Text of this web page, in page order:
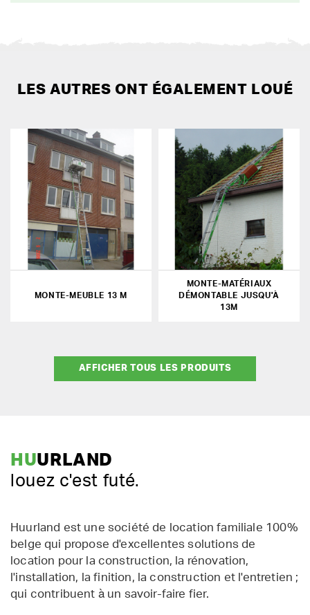
LES AUTRES ONT ÉGALEMENT LOUÉ
MONTE-MEUBLE 13 M
MONTE-MATÉRIAUX
DÉMONTABLE JUSQU'À
13M
AFFICHER TOUS LES PRODUITS
HUURLAND
louez c'est futé.
Huurland est une société de location familiale 100%
belge qui propose d'excellentes solutions de
location pour la construction, la rénovation,
l'installation, la finition, la construction et l'entretien ;
qui contribuent à un savoir-faire fier.